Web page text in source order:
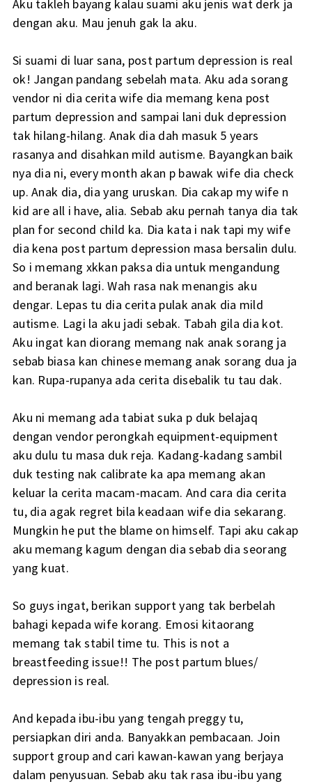
Aku takleh bayang kalau suami aku jenis wat derk ja
dengan aku. Mau jenuh gak la aku.
Si suami di luar sana, post partum depression is real
ok! Jangan pandang sebelah mata. Aku ada sorang
vendor ni dia cerita wife dia memang kena post
partum depression and sampai lani duk depression
tak hilang-hilang. Anak dia dah masuk 5 years
rasanya and disahkan mild autisme. Bayangkan baik
nya dia ni, every month akan p bawak wife dia check
up. Anak dia, dia yang uruskan. Dia cakap my wife n
kid are all i have, alia. Sebab aku pernah tanya dia tak
plan for second child ka. Dia kata i nak tapi my wife
dia kena post partum depression masa bersalin dulu.
So i memang xkkan paksa dia untuk mengandung
and beranak lagi. Wah rasa nak menangis aku
dengar. Lepas tu dia cerita pulak anak dia mild
autisme. Lagi la aku jadi sebak. Tabah gila dia kot.
Aku ingat kan diorang memang nak anak sorang ja
sebab biasa kan chinese memang anak sorang dua ja
kan. Rupa-rupanya ada cerita disebalik tu tau dak.
Aku ni memang ada tabiat suka p duk belajaq
dengan vendor perongkah equipment-equipment
aku dulu tu masa duk reja. Kadang-kadang sambil
duk testing nak calibrate ka apa memang akan
keluar la cerita macam-macam. And cara dia cerita
tu, dia agak regret bila keadaan wife dia sekarang.
Mungkin he put the blame on himself. Tapi aku cakap
aku memang kagum dengan dia sebab dia seorang
yang kuat.
So guys ingat, berikan support yang tak berbelah
bahagi kepada wife korang. Emosi kitaorang
memang tak stabil time tu. This is not a
breastfeeding issue!! The post partum blues/
depression is real.
And kepada ibu-ibu yang tengah preggy tu,
persiapkan diri anda. Banyakkan pembacaan. Join
support group and cari kawan-kawan yang berjaya
dalam penyusuan. Sebab aku tak rasa ibu-ibu yang